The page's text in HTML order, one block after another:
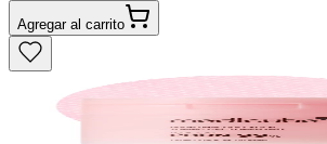
Agregar al carrito